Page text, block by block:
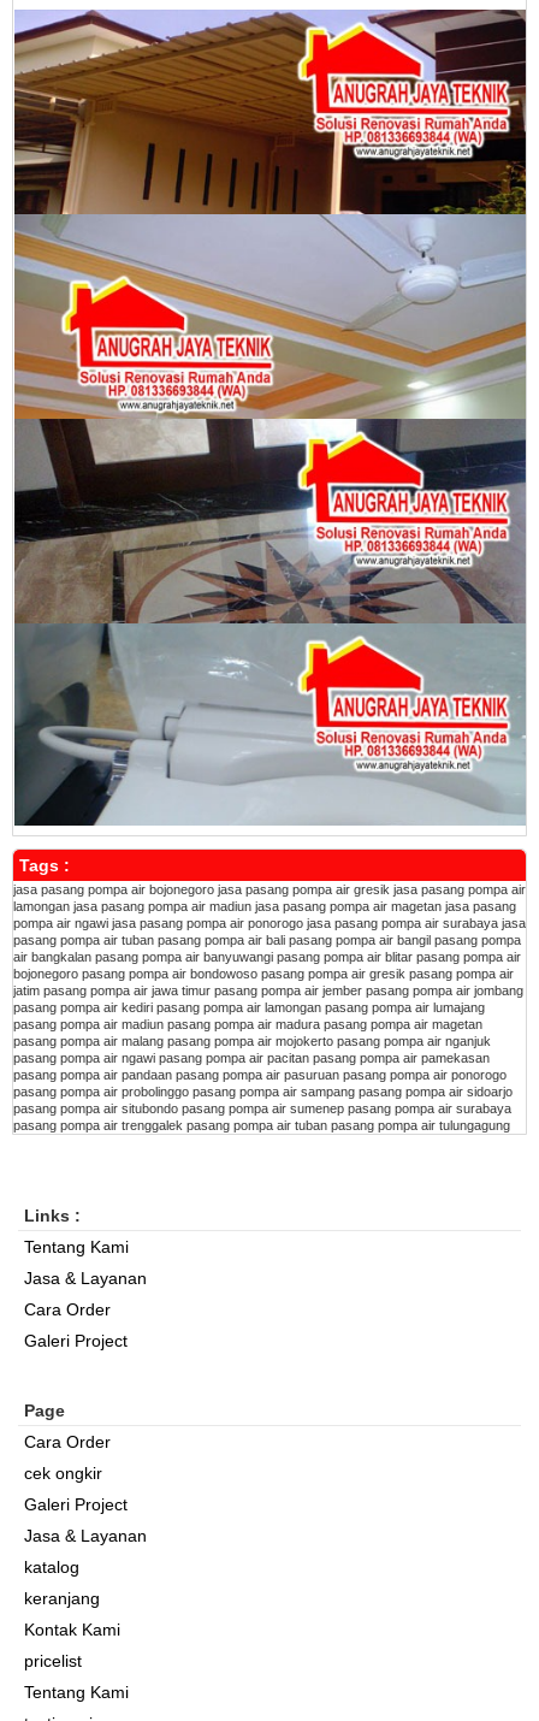
Tags :
jasa pasang pompa air bojonegoro jasa pasang pompa air gresik jasa pasang pompa air
lamongan jasa pasang pompa air madiun jasa pasang pompa air magetan jasa pasang
pompa air ngawi jasa pasang pompa air ponorogo jasa pasang pompa air surabaya jasa
pasang pompa air tuban pasang pompa air bali pasang pompa air bangil pasang pompa
air bangkalan pasang pompa air banyuwangi pasang pompa air blitar pasang pompa air
bojonegoro pasang pompa air bondowoso pasang pompa air gresik pasang pompa air
jatim pasang pompa air jawa timur pasang pompa air jember pasang pompa air jombang
pasang pompa air kediri pasang pompa air lamongan pasang pompa air lumajang
pasang pompa air madiun pasang pompa air madura pasang pompa air magetan
pasang pompa air malang pasang pompa air mojokerto pasang pompa air nganjuk
pasang pompa air ngawi pasang pompa air pacitan pasang pompa air pamekasan
pasang pompa air pandaan pasang pompa air pasuruan pasang pompa air ponorogo
pasang pompa air probolinggo pasang pompa air sampang pasang pompa air sidoarjo
pasang pompa air situbondo pasang pompa air sumenep pasang pompa air surabaya
pasang pompa air trenggalek pasang pompa air tuban pasang pompa air tulungagung
Links :
Tentang Kami
Jasa & Layanan
Cara Order
Galeri Project
Page
Cara Order
cek ongkir
Galeri Project
Jasa & Layanan
katalog
keranjang
Kontak Kami
pricelist
Tentang Kami